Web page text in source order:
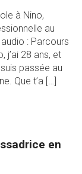
à Nino,
au
: Parcours
j’ai 28 ans, et
passée au
Que t’a […]
en